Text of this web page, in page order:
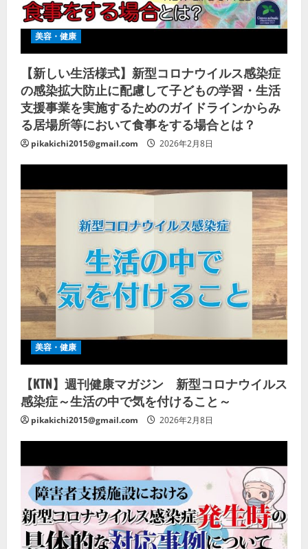
美容・健康
【新しい生活様式】新型コロナウイルス感染症
の感染拡大防止に配慮して子どもの学習・生活
支援事業を実施するためのガイドラインからみ
る居場所等において食事をする場合とは？
pikakichi2015@gmail.com 2026年2月8日
美容・健康
【KTN】週刊健康マガジン 新型コロナウイルス
感染症～生活の中で気を付けること～
pikakichi2015@gmail.com 2026年2月8日